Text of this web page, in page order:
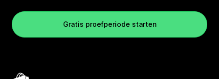
Gratis proefperiode starten